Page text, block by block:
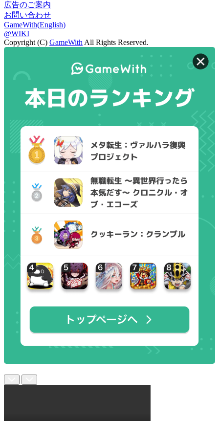
広告のご案内
お問い合わせ
GameWith(English)
@WIKI
Copyright (C) GameWith All Rights Reserved.